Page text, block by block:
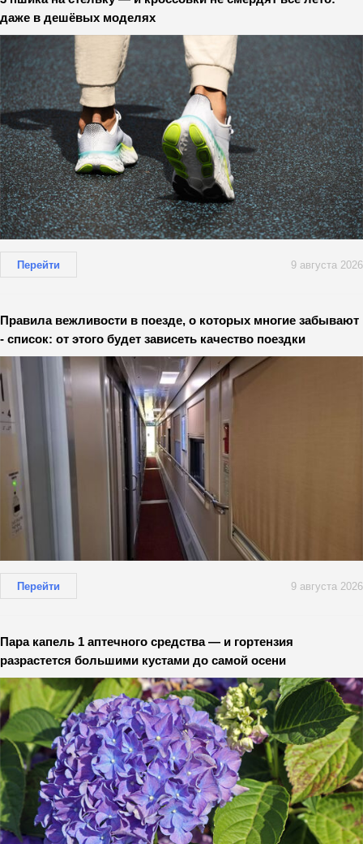
даже в дешёвых моделях
Перейти 9 августа 2026
Правила вежливости в поезде, о которых многие забывают
- список: от этого будет зависеть качество поездки
Перейти 9 августа 2026
Пара капель 1 аптечного средства — и гортензия
разрастется большими кустами до самой осени